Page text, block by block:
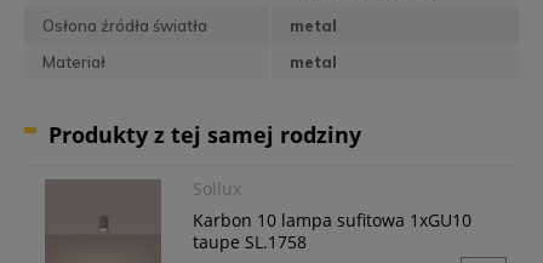
Osłona źródła światła
metal
Materiał
metal
Produkty z tej samej rodziny
Sollux
Karbon 10 lampa sufitowa 1xGU10
taupe SL.1758